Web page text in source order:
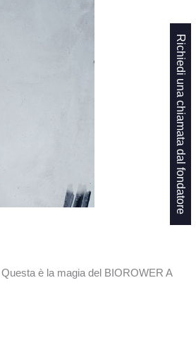
è la magia del BIOROWER A
Richiedi una chiamata dal fondatore